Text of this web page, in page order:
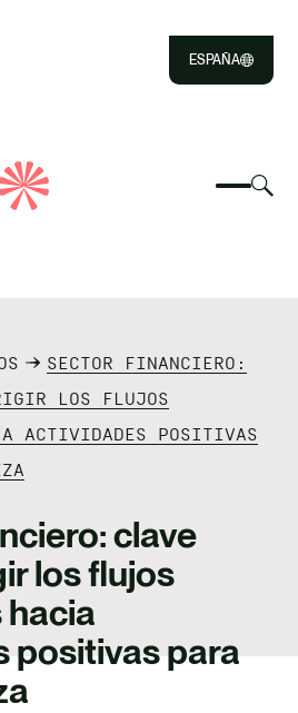
ESPAÑA
SECTOR FINANCIERO:
LOS FLUJOS
ACTIVIDADES POSITIVAS
clave
los flujos
positivas para